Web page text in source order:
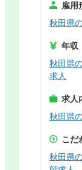
雇用
秋田県
年収
秋田県
求人
求人
秋田県
こだ
秋田県